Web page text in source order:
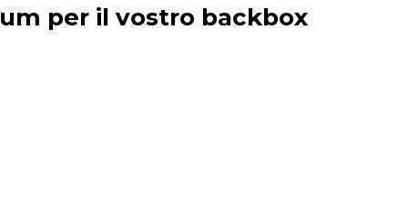
per il vostro backbox